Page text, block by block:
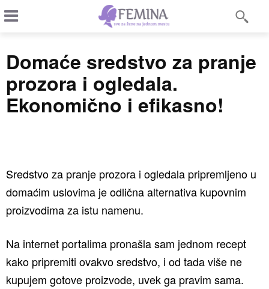
Domaće sredstvo za pranje
prozora i ogledala.
Ekonomično i efikasno!
Sredstvo za pranje prozora i ogledala pripremljeno u
domaćim uslovima je odlična alternativa kupovnim
proizvodima za istu namenu.
Na internet portalima pronašla sam jednom recept
kako pripremiti ovakvo sredstvo, i od tada više ne
kupujem gotove proizvode, uvek ga pravim sama.